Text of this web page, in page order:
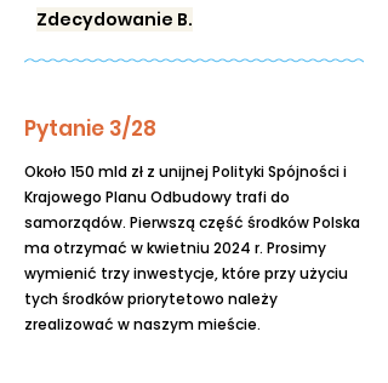
Zdecydowanie B.
Pytanie 3/28
Około 150 mld zł z unijnej Polityki Spójności i
Krajowego Planu Odbudowy trafi do
samorządów. Pierwszą część środków Polska
ma otrzymać w kwietniu 2024 r. Prosimy
wymienić trzy inwestycje, które przy użyciu
tych środków priorytetowo należy
zrealizować w naszym mieście.